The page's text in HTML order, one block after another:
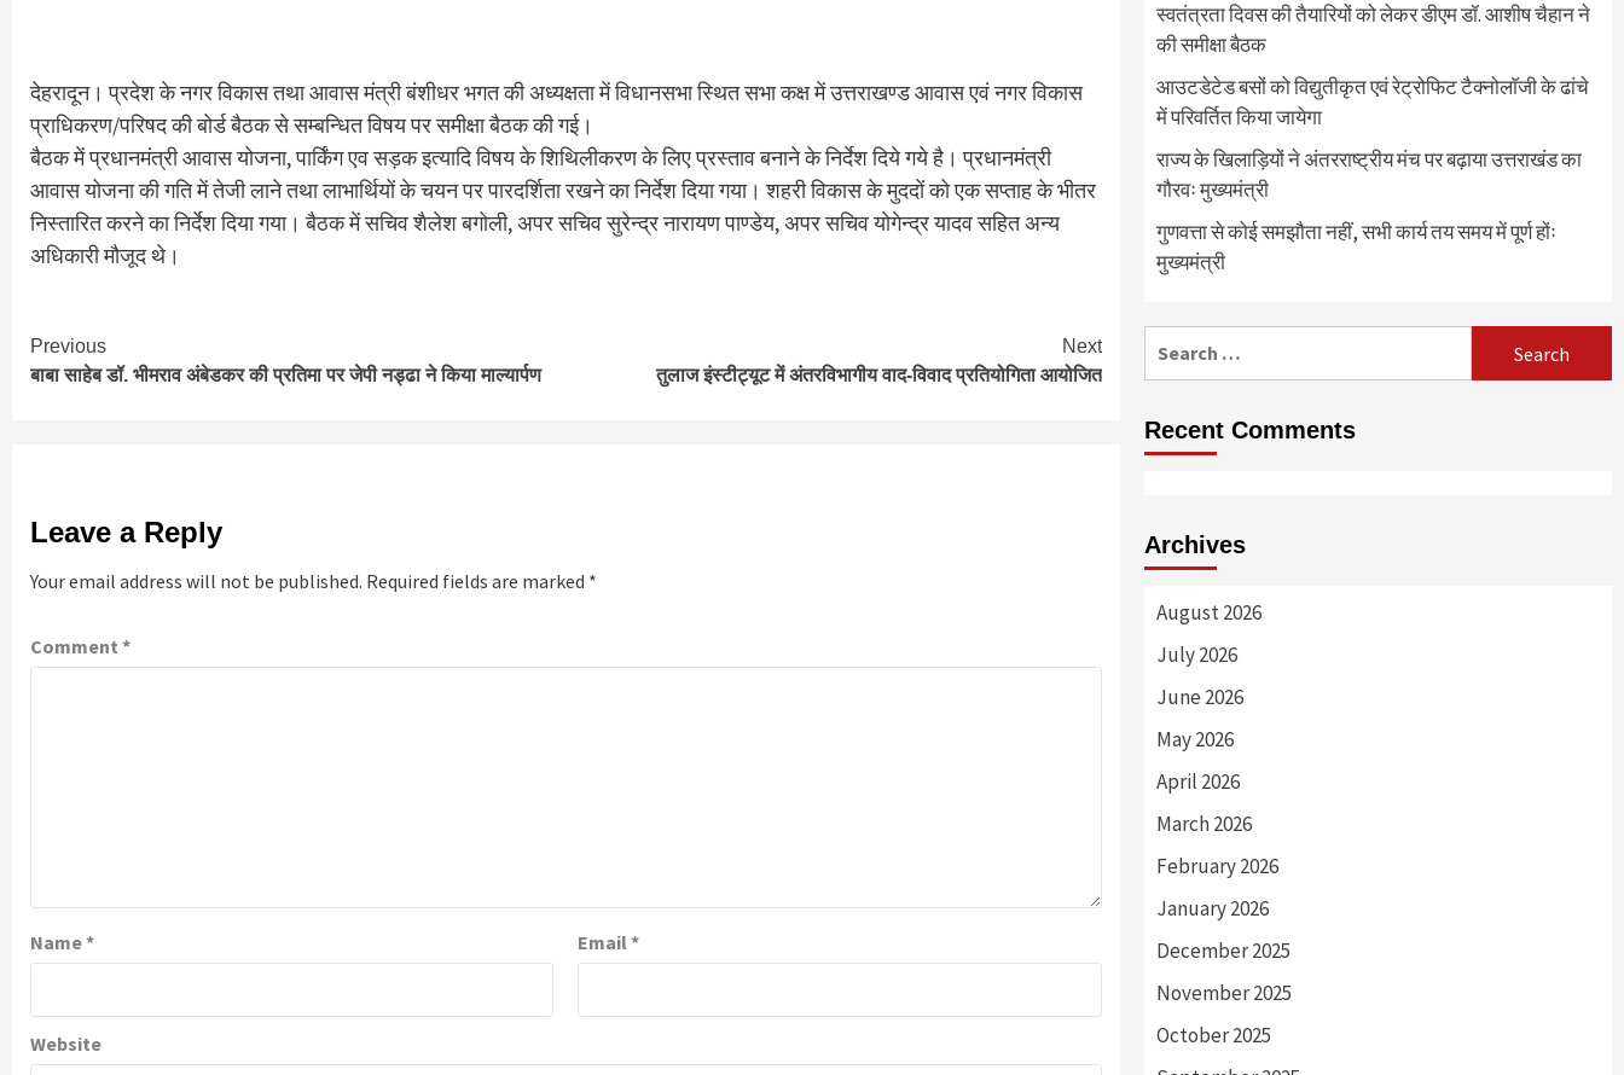
देहरादून। प्रदेश के नगर विकास तथा आवास मंत्री बंशीधर भगत की अध्यक्षता में विधानसभा स्थित सभा कक्ष में उत्तराखण्ड आवास एवं नगर विकास
प्राधिकरण/परिषद की बोर्ड बैठक से सम्बन्धित विषय पर समीक्षा बैठक की गई।
बैठक में प्रधानमंत्री आवास योजना, पार्किंग एव सड़क इत्यादि विषय के शिथिलीकरण के लिए प्रस्ताव बनाने के निर्देश दिये गये है। प्रधानमंत्री
आवास योजना की गति में तेजी लाने तथा लाभार्थियों के चयन पर पारदर्शिता रखने का निर्देश दिया गया। शहरी विकास के मुददों को एक सप्ताह के भीतर
निस्तारित करने का निर्देश दिया गया। बैठक में सचिव शैलेश बगोली, अपर सचिव सुरेन्द्र नारायण पाण्डेय, अपर सचिव योगेन्द्र यादव सहित अन्य
अधिकारी मौजूद थे।
Continue
Reading
Previous
बाबा साहेब डॉ. भीमराव अंबेडकर की प्रतिमा पर जेपी नड्ढा ने किया माल्यार्पण
Next
तुलाज इंस्टीट्यूट में अंतरविभागीय वाद-विवाद प्रतियोगिता आयोजित
Leave a Reply
Your email address will not be published. Required fields are marked *
Comment *
Name* Email*
Website
स्वतंत्रता दिवस की तैयारियों को लेकर डीएम डॉ. आशीष चैहान ने
की समीक्षा बैठक
आउटडेटेड बसों को विद्युतीकृत एवं रेट्रोफिट टैक्नोलाॅजी के ढांचे
में परिवर्तित किया जायेगा
राज्य के खिलाड़ियों ने अंतरराष्ट्रीय मंच पर बढ़ाया उत्तराखंड का
गौरवः मुख्यमंत्री
गुणवत्ता से कोई समझौता नहीं, सभी कार्य तय समय में पूर्ण होंः
मुख्यमंत्री
Recent Comments
Archives
August 2026
July 2026
June 2026
May 2026
April 2026
March 2026
February 2026
January 2026
December 2025
November 2025
October 2025